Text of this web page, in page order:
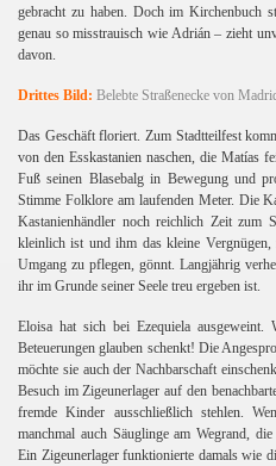
gebracht zu haben. Doch im Kirchenbuch
genau so misstrauisch wie Adrián – zieht
davon.
Drittes Bild: Belebte Straßenecke von
Das Geschäft floriert. Zum Stadtteilfest
von den Esskastanien naschen, die Matías
Fuß seinen Blasebalg in Bewegung und
Stimme Folklore am laufenden Meter. Die
Kastanienhändler noch reichlich Zeit zum
kleinlich ist und ihm das kleine Vergnügen,
Umgang zu pflegen, gönnt. Langjährig
ihr im Grunde seiner Seele treu ergeben ist.
Eloisa hat sich bei Ezequiela ausgeweint.
Beteuerungen glauben schenkt! Die
möchte sie auch der Nachbarschaft
Besuch im Zigeunerlager auf den
fremde Kinder ausschließlich stehlen.
manchmal auch Säuglinge am Wegrand,
Ein Zigeunerlager funktionierte damals wie